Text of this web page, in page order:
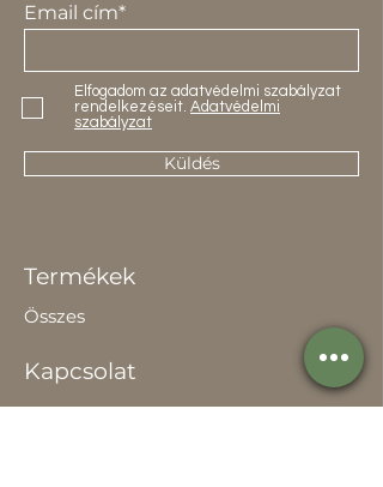
Email cím*
Elfogadom az adatvédelmi szabályzat
rendelkezéseit. Adatvédelmi
szabályzat
Küldés
Termékek
Összes
Kapcsolat
Elérhetőség